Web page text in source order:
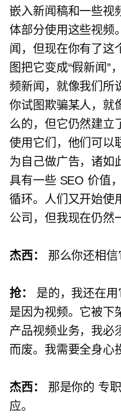
嵌入新闻稿和一些视
体部分使用这些视频
闻，但现在你有了这
图把它变成“假新闻”
频新闻，就像我们所
你试图欺骗某人，就
么的，但它仍然建立
使用它们，他们可以
为自己做广告，诸如
具有一些 SEO 价值
循环。人们又开始使
公司，但我现在仍然
杰西： 那么你还相信
抢：
是的，我还在
是因为视频。它被下
产品视频业务，我必
而废。我需要全身心
杰西： 那是你的 专职
应。